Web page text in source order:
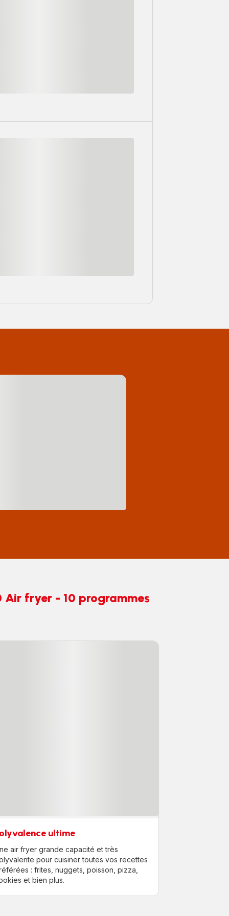
Air fryer - 10 programmes
ultime
air fryer grande capacité et très
pour cuisiner toutes vos recettes
: frites, nuggets, poisson, pizza,
et bien plus.